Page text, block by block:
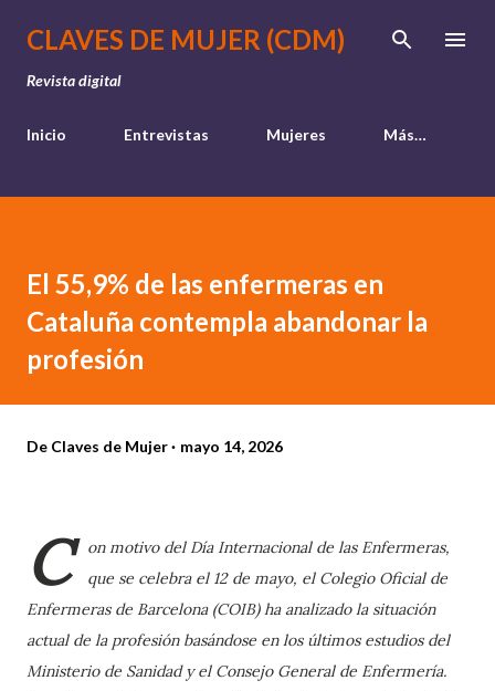
Ir al contenido principal
CLAVES DE MUJER (CDM)
Revista digital
Inicio Entrevistas Mujeres Más…
El 55,9% de las enfermeras en
Cataluña contempla abandonar la
profesión
De Claves de Mujer mayo 14, 2026
C
on motivo del Día Internacional de las Enfermeras,
que se celebra el 12 de mayo, el Colegio Oficial de
Enfermeras de Barcelona (COIB) ha analizado la situación
actual de la profesión basándose en los últimos estudios del
Ministerio de Sanidad y el Consejo General de Enfermería.